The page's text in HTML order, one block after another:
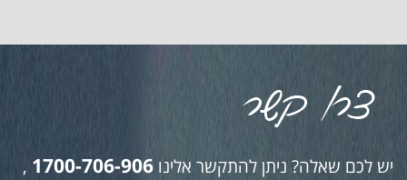
יש לכם שאלה? ניתן להתקשר אלינו 1700-706-906
,